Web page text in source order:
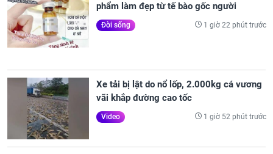
phẩm làm đẹp từ tế bào gốc người
Đời sống 1 giờ 22 phút trước
Xe tải bị lật do nổ lốp, 2.000kg cá vương
vãi khắp đường cao tốc
Video 1 giờ 52 phút trước